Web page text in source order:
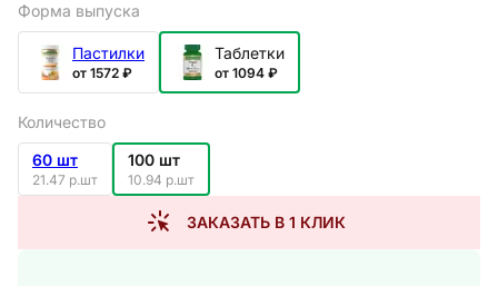
Форма выпуска
Пастилки
от 1572 ₽
Таблетки
от 1094 ₽
Количество
60 шт
21.47 р.шт
100 шт
10.94 р.шт
ЗАКАЗАТЬ В 1 КЛИК